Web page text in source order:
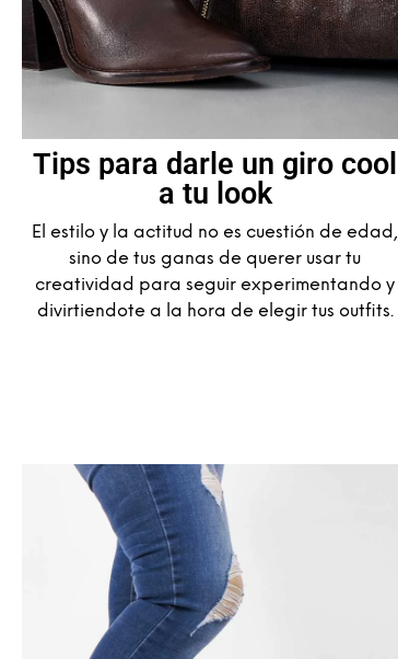
Tips para darle un giro cool
a tu look
El estilo y la actitud no es cuestión de edad,
sino de tus ganas de querer usar tu
creatividad para seguir experimentando y
divirtiendote a la hora de elegir tus outfits.